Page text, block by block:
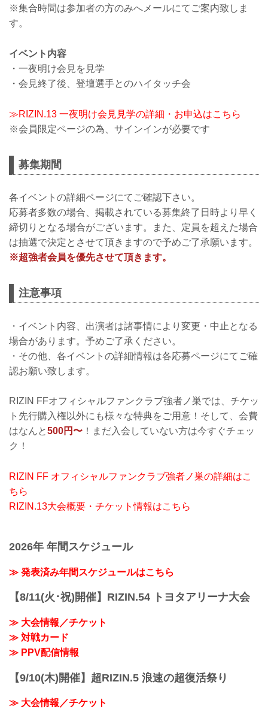
※集合時間は参加者の方のみへメールにてご案内致しま
す。
イベント内容
・一夜明け会見を見学
・会見終了後、登壇選手とのハイタッチ会
≫RIZIN.13 一夜明け会見見学の詳細・お申込はこちら
※会員限定ページの為、サインインが必要です
募集期間
各イベントの詳細ページにてご確認下さい。
応募者多数の場合、掲載されている募集終了日時より早く
締切りとなる場合がございます。また、定員を超えた場合
は抽選で決定とさせて頂きますので予めご了承願います。
※超強者会員を優先させて頂きます。
注意事項
・イベント内容、出演者は諸事情により変更・中止となる
場合があります。予めご了承ください。
・その他、各イベントの詳細情報は各応募ページにてご確
認お願い致します。
RIZIN FFオフィシャルファンクラブ強者ノ巣では、チケッ
ト先行購入権以外にも様々な特典をご用意！そして、会費
はなんと500円〜 ！まだ入会していない方は今すぐチェッ
ク！
RIZIN FF オフィシャルファンクラブ強者ノ巣の詳細はこ
ちら
RIZIN.13大会概要・チケット情報はこちら
2026年 年間スケジュール
≫ 発表済み年間スケジュールはこちら
【8/11(火･祝)開催】RIZIN.54 トヨタアリーナ大会
≫ 大会情報／チケット
≫ 対戦カード
≫ PPV配信情報
【9/10(木)開催】超RIZIN.5 浪速の超復活祭り
≫ 大会情報／チケット